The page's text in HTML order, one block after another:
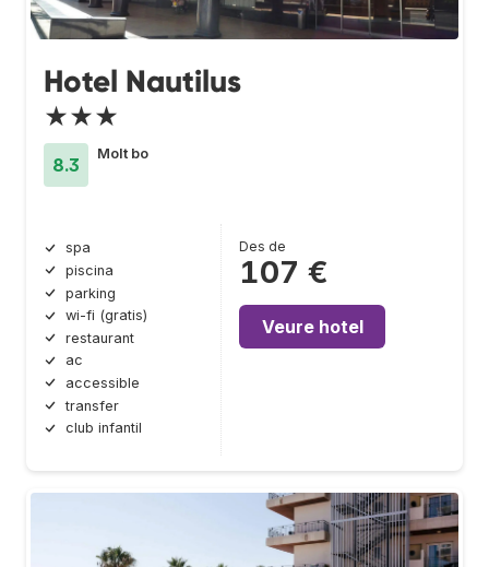
Hotel Nautilus
★★★
8.3
Molt bo
spa
piscina
parking
wi-fi (gratis)
restaurant
ac
accessible
transfer
club infantil
Des de
107 €
Veure hotel